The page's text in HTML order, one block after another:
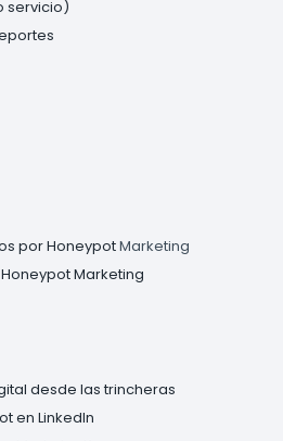
servicio)
por HoneypotMarketing
Marketing
desde las trincheras
en LinkedIn